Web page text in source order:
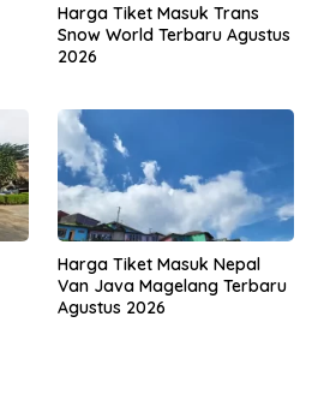
Harga Tiket Masuk Trans
Snow World Terbaru Agustus
2026
Harga Tiket Masuk Nepal
Van Java Magelang Terbaru
Agustus 2026